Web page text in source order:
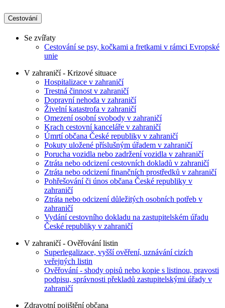
Cestování
Se zvířaty
Cestování se psy, kočkami a fretkami v rámci Evropské
unie
V zahraničí - Krizové situace
Hospitalizace v zahraničí
Trestná činnost v zahraničí
Dopravní nehoda v zahraničí
Živelní katastrofa v zahraničí
Omezení osobní svobody v zahraničí
Krach cestovní kanceláře v zahraničí
Úmrtí občana České republiky v zahraničí
Pokuty uložené příslušným úřadem v zahraničí
Porucha vozidla nebo zadržení vozidla v zahraničí
Ztráta nebo odcizení cestovních dokladů v zahraničí
Ztráta nebo odcizení finančních prostředků v zahraničí
Pohřešování či únos občana České republiky v
zahraničí
Ztráta nebo odcizení důležitých osobních potřeb v
zahraničí
Vydání cestovního dokladu na zastupitelském úřadu
České republiky v zahraničí
V zahraničí - Ověřování listin
Superlegalizace, vyšší ověření, uznávání cizích
veřejných listin
Ověřování - shody opisů nebo kopie s listinou, pravosti
podpisu, správnosti překladů zastupitelskými úřady v
zahraničí
Zdravotní pojištění občana